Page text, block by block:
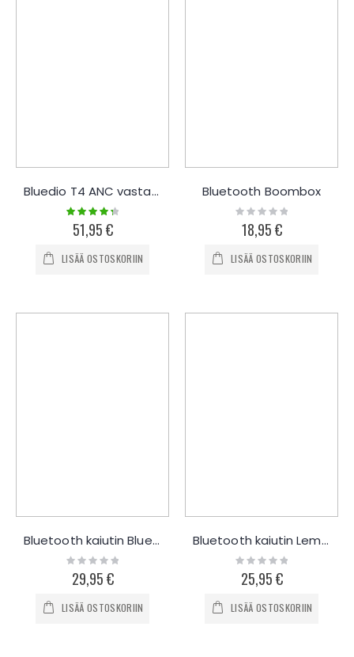
Bluedio T4 ANC vastamelukuulokkeet
Rating:
90%
51,95 €
LISÄÄ OSTOSKORIIN
Bluetooth Boombox
Rating:
0%
18,95 €
LISÄÄ OSTOSKORIIN
Bluetooth kaiutin Bluedio BS-2
Rating:
0%
29,95 €
LISÄÄ OSTOSKORIIN
Bluetooth kaiutin Lemfo
Rating:
0%
25,95 €
LISÄÄ OSTOSKORIIN